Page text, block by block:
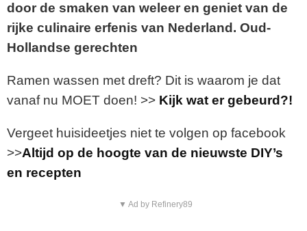
door de smaken van weleer en geniet van de
rijke culinaire erfenis van Nederland. Oud-
Hollandse gerechten
Ramen wassen met dreft? Dit is waarom je dat
vanaf nu MOET doen! >> Kijk wat er gebeurd?!
Vergeet huisideetjes niet te volgen op facebook
>>Altijd op de hoogte van de nieuwste DIY’s
en recepten
▼ Ad by Refinery89